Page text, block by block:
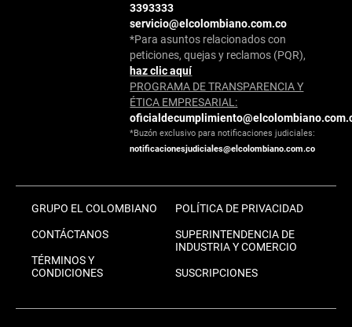
3393333
servicio@elcolombiano.com.co
*Para asuntos relacionados con
peticiones, quejas y reclamos (PQR),
haz clic aquí
PROGRAMA DE TRANSPARENCIA Y
ÉTICA EMPRESARIAL:
*Buzón exclusivo para notificaciones judiciales:
notificacionesjudiciales@elcolombiano.com.co
GRUPO EL COLOMBIANO
CONTÁCTANOS
TÉRMINOS Y
CONDICIONES
POLÍTICA DE PRIVACIDAD
SUPERINTENDENCIA DE
INDUSTRIA Y COMERCIO
SUSCRIPCIONES